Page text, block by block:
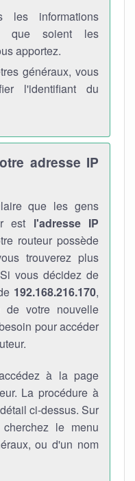
les informations
que soient les
apportez.
généraux, vous
l'identifiant du
adresse IP
que les gens
est l'adresse IP
routeur possède
trouverez plus
vous décidez de
192.168.216.170,
de votre nouvelle
pour accéder
à la page
La procédure à
ci-dessus. Sur
le menu
ou d'un nom